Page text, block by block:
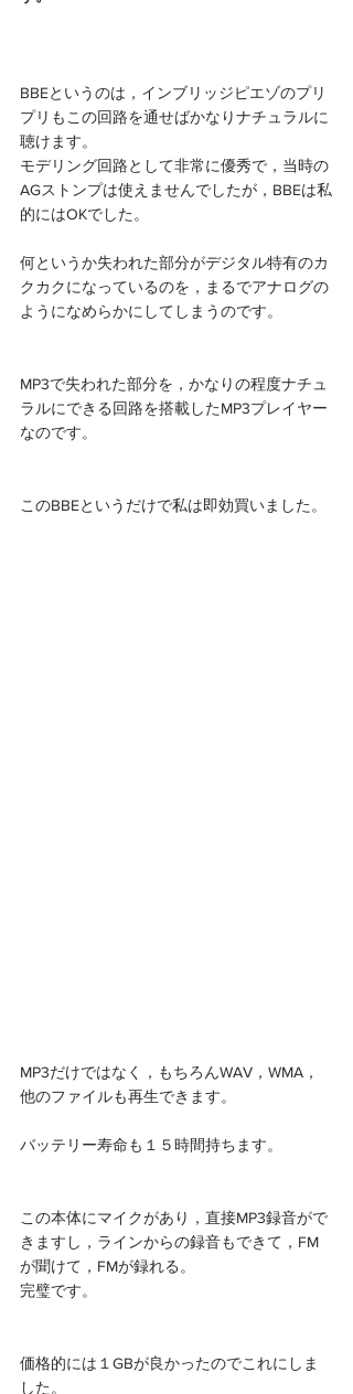
BBEというのは，インブリッジピエゾのプリ
プリもこの回路を通せばかなりナチュラルに
聴けます。
モデリング回路として非常に優秀で，当時の
AGストンプは使えませんでしたが，BBEは私
的にはOKでした。
何というか失われた部分がデジタル特有のカ
クカクになっているのを，まるでアナログの
ようになめらかにしてしまうのです。
MP3で失われた部分を，かなりの程度ナチュ
ラルにできる回路を搭載したMP3プレイヤー
なのです。
このBBEというだけで私は即効買いました。
MP3だけではなく，もちろんWAV，WMA，
他のファイルも再生できます。
バッテリー寿命も１５時間持ちます。
この本体にマイクがあり，直接MP3録音がで
きますし，ラインからの録音もできて，FM
が聞けて，FMが録れる。
完璧です。
価格的には１GBが良かったのでこれにしま
した。